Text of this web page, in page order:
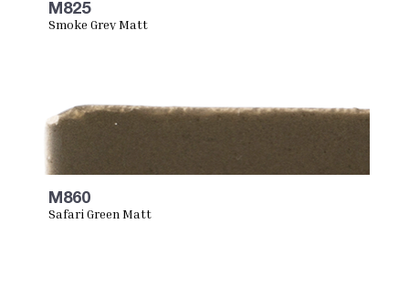
M825
Smoke Grey Matt
M860
Safari Green Matt